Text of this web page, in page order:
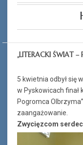
„LITERACKI ŚWIAT
5 kwietnia odbył się
w Pyskowicach finał
Pogromca
zaangażowanie.
Zwycięzcom